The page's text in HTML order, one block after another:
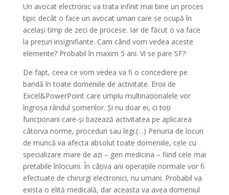
Un avocat electronic va trata infinit mai bine un proces
tipic decât o face un avocat uman care se ocupă în
același timp de zeci de procese. Iar de făcut o va face
la prețuri insignifiante. Cam când vom vedea aceste
elemente? Probabil în maxim 5 ani. Vi se pare SF?
De fapt, ceea ce vom vedea va fi o concediere pe
bandă în toate domeniile de activitate. Eroii de
Excel&PowerPoint care umplu multinaționalele vor
îngroșa rândul șomerilor. Și nu doar ei, ci toți
funcționarii care-și bazează activitatea pe aplicarea
câtorva norme, proceduri sau legi.(…) Penuria de locuri
de muncă va afecta absolut toate domeniile, cele cu
specializare mare de azi – gen medicina – fiind cele mai
pretabile înlocuirii. În câțiva ani operațiile normale vor fi
efectuate de chirurgi electronici, nu umani. Probabil va
exista o elită medicală, dar aceasta va avea domeniul